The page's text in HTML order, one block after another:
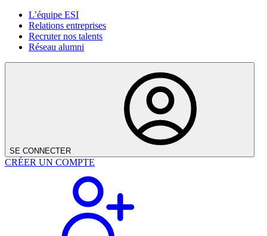
L’équipe ESI
Relations entreprises
Recruter nos talents
Réseau alumni
SE CONNECTER
CRÉER UN COMPTE